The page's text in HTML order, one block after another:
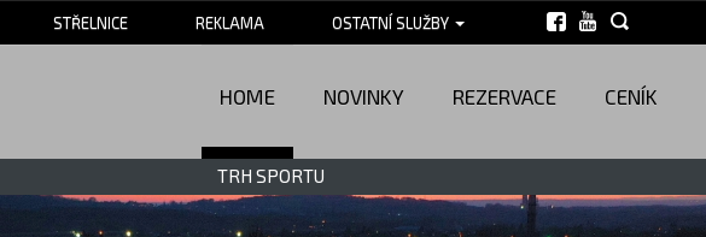
STŘELNICE REKLAMA OSTATNÍ SLUŽBY
HOME NOVINKY REZERVACE CENÍK
TRH SPORTU